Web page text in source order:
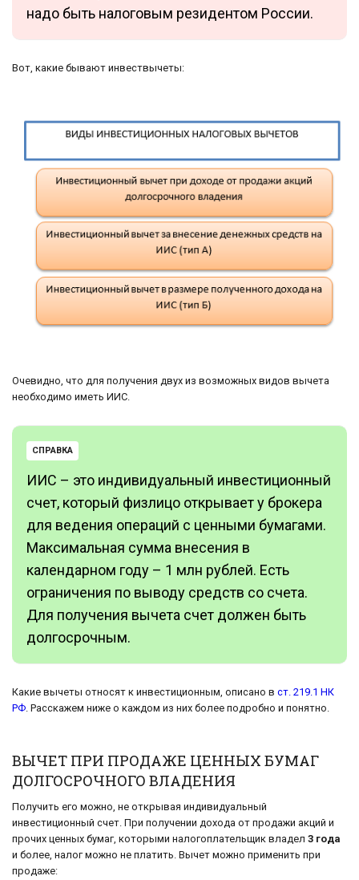
надо быть налоговым резидентом России.
Вот, какие бывают инвествычеты:
Очевидно, что для получения двух из возможных видов вычета
необходимо иметь ИИС.
СПРАВКА
ИИС – это индивидуальный инвестиционный
счет, который физлицо открывает у брокера
для ведения операций с ценными бумагами.
Максимальная сумма внесения в
календарном году – 1 млн рублей. Есть
ограничения по выводу средств со счета.
Для получения вычета счет должен быть
долгосрочным.
Какие вычеты относят к инвестиционным, описано в ст. 219.1 НК
РФ . Расскажем ниже о каждом из них более подробно и понятно.
ВЫЧЕТ ПРИ ПРОДАЖЕ ЦЕННЫХ БУМАГ
ДОЛГОСРОЧНОГО ВЛАДЕНИЯ
Получить его можно, не открывая индивидуальный
инвестиционный счет. При получении дохода от продажи акций и
прочих ценных бумаг, которыми налогоплательщик владел 3 года
и более, налог можно не платить. Вычет можно применить при
продаже: